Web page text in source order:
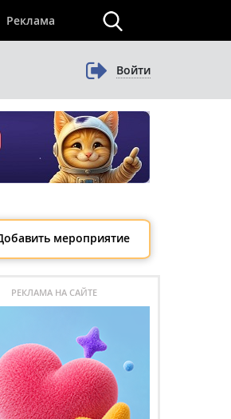
Реклама
Войти
мероприятие
РЕКЛАМА НА САЙТЕ